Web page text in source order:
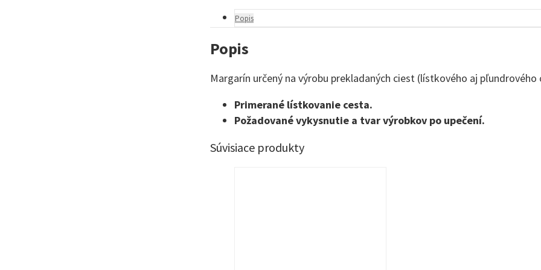
Popis
Popis
Margarín určený na výrobu prekladaných ciest (lístkového aj pľundrového
Primerané lístkovanie cesta.
Požadované vykysnutie a tvar výrobkov po upečení.
Súvisiace produkty